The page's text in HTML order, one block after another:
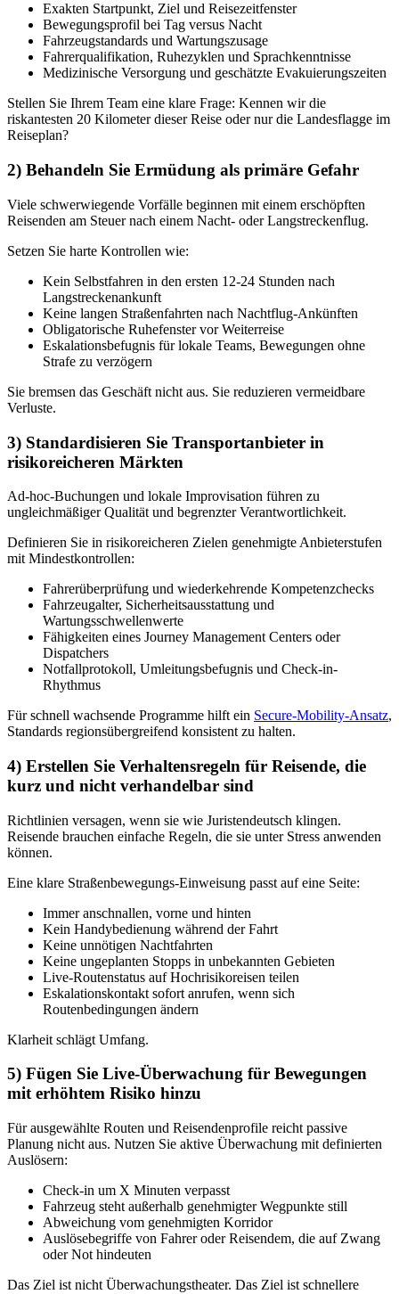
Exakten Startpunkt, Ziel und Reisezeitfenster
Bewegungsprofil bei Tag versus Nacht
Fahrzeugstandards und Wartungszusage
Fahrerqualifikation, Ruhezyklen und Sprachkenntnisse
Medizinische Versorgung und geschätzte Evakuierungszeiten
Stellen Sie Ihrem Team eine klare Frage: Kennen wir die
riskantesten 20 Kilometer dieser Reise oder nur die Landesflagge im
Reiseplan?
2) Behandeln Sie Ermüdung als primäre Gefahr
Viele schwerwiegende Vorfälle beginnen mit einem erschöpften
Reisenden am Steuer nach einem Nacht- oder Langstreckenflug.
Setzen Sie harte Kontrollen wie:
Kein Selbstfahren in den ersten 12-24 Stunden nach
Langstreckenankunft
Keine langen Straßenfahrten nach Nachtflug-Ankünften
Obligatorische Ruhefenster vor Weiterreise
Eskalationsbefugnis für lokale Teams, Bewegungen ohne
Strafe zu verzögern
Sie bremsen das Geschäft nicht aus. Sie reduzieren vermeidbare
Verluste.
3) Standardisieren Sie Transportanbieter in
risikoreicheren Märkten
Ad-hoc-Buchungen und lokale Improvisation führen zu
ungleichmäßiger Qualität und begrenzter Verantwortlichkeit.
Definieren Sie in risikoreicheren Zielen genehmigte Anbieterstufen
mit Mindestkontrollen:
Fahrerüberprüfung und wiederkehrende Kompetenzchecks
Fahrzeugalter, Sicherheitsausstattung und
Wartungsschwellenwerte
Fähigkeiten eines Journey Management Centers oder
Dispatchers
Notfallprotokoll, Umleitungsbefugnis und Check-in-
Rhythmus
Für schnell wachsende Programme hilft ein Secure-Mobility-Ansatz,
Standards regionsübergreifend konsistent zu halten.
4) Erstellen Sie Verhaltensregeln für Reisende, die
kurz und nicht verhandelbar sind
Richtlinien versagen, wenn sie wie Juristendeutsch klingen.
Reisende brauchen einfache Regeln, die sie unter Stress anwenden
können.
Eine klare Straßenbewegungs-Einweisung passt auf eine Seite:
Immer anschnallen, vorne und hinten
Kein Handybedienung während der Fahrt
Keine unnötigen Nachtfahrten
Keine ungeplanten Stopps in unbekannten Gebieten
Live-Routenstatus auf Hochrisikoreisen teilen
Eskalationskontakt sofort anrufen, wenn sich
Routenbedingungen ändern
Klarheit schlägt Umfang.
5) Fügen Sie Live-Überwachung für Bewegungen
mit erhöhtem Risiko hinzu
Für ausgewählte Routen und Reisendenprofile reicht passive
Planung nicht aus. Nutzen Sie aktive Überwachung mit definierten
Auslösern:
Check-in um X Minuten verpasst
Fahrzeug steht außerhalb genehmigter Wegpunkte still
Abweichung vom genehmigten Korridor
Auslösebegriffe von Fahrer oder Reisendem, die auf Zwang
oder Not hindeuten
Das Ziel ist nicht Überwachungstheater. Das Ziel ist schnellere